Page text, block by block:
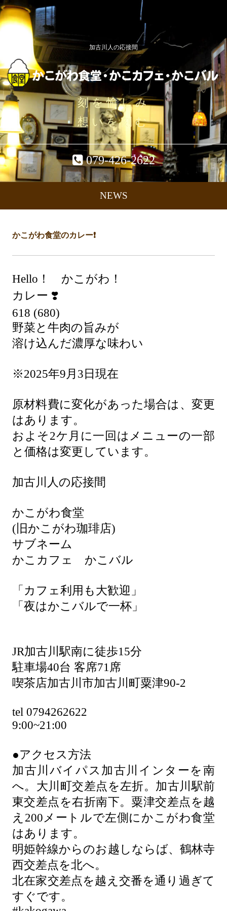
加古川人の応接間
刻を愉しみ
想いを刻む
079-426-2622
NEWS
かこがわ食堂のカレー❗️
Hello！ かこがわ！
カレー ❣️
618 (680)
野菜と牛肉の旨みが
溶け込んだ濃厚な味わい
※2025年9月3日現在
原材料費に変化があった場合は、変更
はあります。
およそ2ケ月に一回はメニューの一部
と価格は変更しています。
加古川人の応接間
かこがわ食堂
(旧かこがわ珈琲店)
サブネーム
かこカフェ かこバル
「カフェ利用も大歓迎」
「夜はかこバルで一杯」
JR加古川駅南に徒歩15分
駐車場40台 客席71席
喫茶店加古川市加古川町粟津90-2
tel 0794262622
9:00~21:00
●アクセス方法
加古川バイパス加古川インターを南
へ。大川町交差点を左折。加古川駅前
東交差点を右折南下。粟津交差点を越
え200メートルで左側にかこがわ食堂
はあります。
明姫幹線からのお越しならば、鶴林寺
西交差点を北へ。
北在家交差点を越え交番を通り過ぎて
すぐです。